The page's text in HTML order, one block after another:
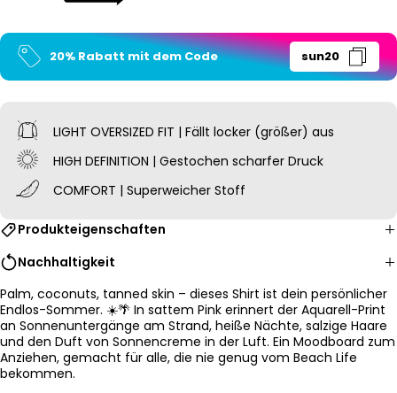
20% Rabatt mit dem Code sun20
LIGHT OVERSIZED FIT | Fällt locker (größer) aus
HIGH DEFINITION | Gestochen scharfer Druck
COMFORT | Superweicher Stoff
Produkteigenschaften
Nachhaltigkeit
Palm, coconuts, tanned skin – dieses Shirt ist dein persönlicher
Endlos-Sommer. ☀️🌴 In sattem Pink erinnert der Aquarell-Print
an Sonnenuntergänge am Strand, heiße Nächte, salzige Haare
und den Duft von Sonnencreme in der Luft. Ein Moodboard zum
Anziehen, gemacht für alle, die nie genug vom Beach Life
bekommen.